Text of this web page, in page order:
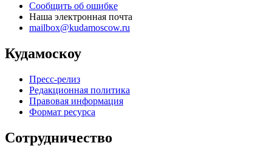
Сообщить об ошибке
Наша электронная почта
mailbox@kudamoscow.ru
Кудамоскоу
Пресс-релиз
Редакционная политика
Правовая информация
Формат ресурса
Сотрудничество